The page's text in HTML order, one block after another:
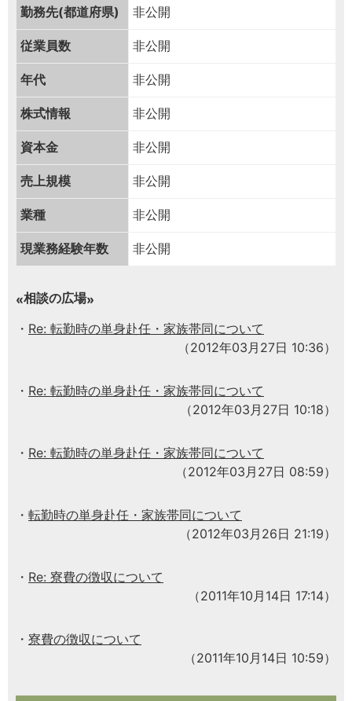
勤務先(都道府県) 非公開
従業員数 非公開
年代 非公開
株式情報 非公開
資本金 非公開
売上規模 非公開
業種 非公開
現業務経験年数 非公開
相談の広場
Re: 転勤時の単身赴任・家族帯同について
（2012年03月27日 10:36）
Re: 転勤時の単身赴任・家族帯同について
（2012年03月27日 10:18）
Re: 転勤時の単身赴任・家族帯同について
（2012年03月27日 08:59）
転勤時の単身赴任・家族帯同について
（2012年03月26日 21:19）
Re: 寮費の徴収について
（2011年10月14日 17:14）
寮費の徴収について
（2011年10月14日 10:59）